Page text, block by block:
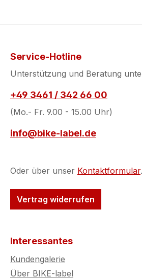
Service-Hotline
Unterstützung und Beratung
+49 3461 / 342 66 00
(Mo.- Fr. 9.00 - 15.00 Uhr)
info@bike-label.de
Oder über unser Kontaktformular.
Vertrag widerrufen
Interessantes
Kundengalerie
Über BIKE-label